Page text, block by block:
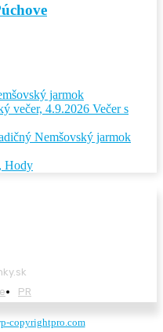
jarmok
večer, 4.9.2026 Večer s
Nemšovský jarmok
Hody
PR
copyrightpro.com